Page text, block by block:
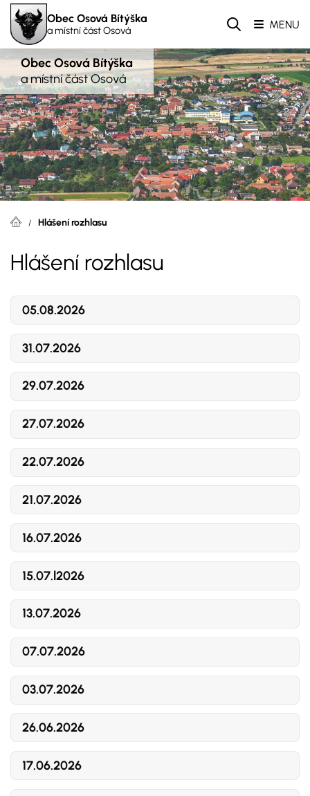
Obec Osová Bítýška
a místní část Osová MENU
Obec Osová Bítýška
a místní část Osová
Hlášení rozhlasu
Hlášení rozhlasu
05.08.2026
31.07.2026
29.07.2026
27.07.2026
22.07.2026
21.07.2026
16.07.2026
15.07.l2026
13.07.2026
07.07.2026
03.07.2026
26.06.2026
17.06.2026